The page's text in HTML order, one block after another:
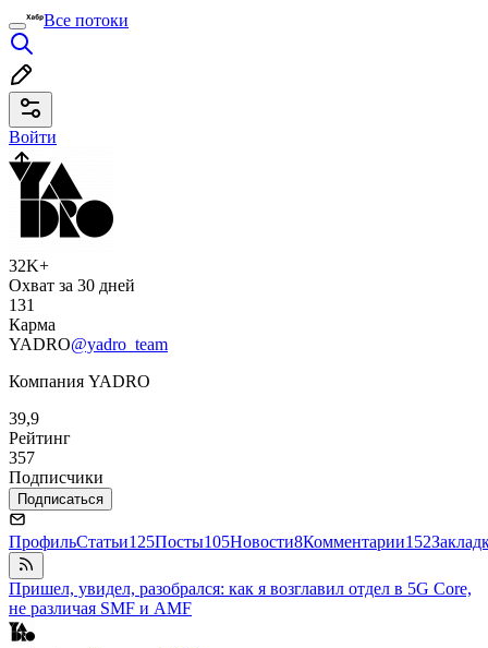
Все потоки
Войти
32K+
Охват за 30 дней
131
Карма
YADRO@yadro_team
Компания YADRO
39,9
Рейтинг
357
Подписчики
Подписаться
ПрофильСтатьи125Посты105Новости8Комментарии152
Пришел, увидел, разобрался: как я возглавил отдел в 5G Core,
не различая SMF и AMF